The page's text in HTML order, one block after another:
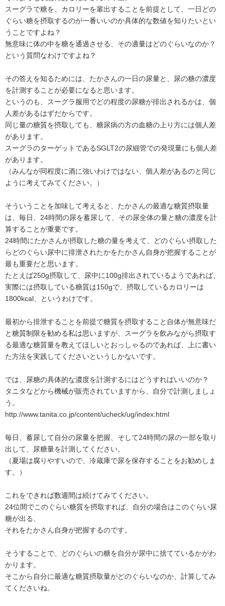
スーグラで糖を、カロリーを輩出することを前提として、一日どの
ぐらい糖を摂取するのが一番いいのか具体的な数値を知りたいとい
うことですよね？
無意味に体の中を糖を通過させる、その適量はどのぐらいなのか？
という質問なわけですよね？
その答えを知るためには、たかさんの一日の尿量と、尿の糖の濃度
を計測することが必要になると思います。
というのも、スーグラ服用でどの程度の尿糖が排出されるかは、個
人差があるはずだからです。
同じ量の糖質を摂取しても、糖尿病の方の血糖の上り方には個人差
があります。
スーグラのターゲットであるSGLT2の尿細管での発現量にも個人差
があります。
（みんなが同程度に酒に強いわけではない、個人差があるのと同じ
ように考えてみてください。）
そういうことを加味して考えると、たかさんの最適な糖質摂取量
は、毎日、24時間の尿を蓄尿して、その尿全体の量と糖の濃度を計
算することが重要です。
24時間にたかさんが摂取した糖の量を考えて、どのぐらい摂取した
らどのぐらい尿中に排泄されたかをたかさん自身が把握することが
最も重要だと思います。
たとえば250g摂取して、尿中に100g排出されているようであれば、
実際には摂取している糖質は150gで、摂取しているカロリーは
1800kcal、というわけです。
最初から排泄することを前提で糖質を摂取すること自体が無意味だ
と糖質制限を勧める私は思いますが、スーグラを飲みながら摂取す
る最適な糖質量を教えてほしいとおっしゃるのであれば、上に書い
た方法を実践してくださいというしかないです。
では、尿糖の具体的な濃度を計測するにはどうすればいいのか？
タニタなどから機械が販売されていますから、自分で計測しましょ
う。
http://www.tanita.co.jp/content/ucheck/ug/index.html
毎日、蓄尿して自分の尿量を把握、そして24時間の尿の一部を取り
出して、尿糖量を計測してください。
（夏場は腐りやすいので、冷蔵庫で尿を保存することをお勧めしま
す。）
これをできれば数週間は続けてみてください。
24位間でこのぐらい糖質を摂取すれば、自分の場合はこのぐらい尿
糖が出る、
それをたかさん自身が把握するのです。
そうすることで、どのぐらいの糖を自分が尿中に捨てているかがわ
かります。
そこから自分に最適な糖質摂取量がどのぐらいなのか、計算してみ
てくださいね。